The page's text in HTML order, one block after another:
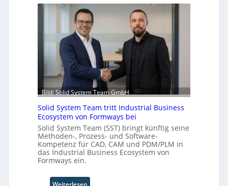
i
v
e
r
s
a
l
A
u
t
m
a
t
i
o
O
Bild: Solid System Team GmbH
Solid System Team tritt Industrial Business
Ecosystem von Formways bei
Solid System Team (SST) bringt künftig seine
Methoden-, Prozess- und Software-
Kompetenz für CAD, CAM und PDM/PLM in
das Industrial Business Ecosystem von
Formways ein.